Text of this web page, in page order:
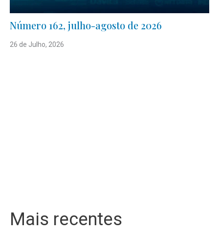
Número 162, julho-agosto de 2026
26 de Julho, 2026
Mais recentes